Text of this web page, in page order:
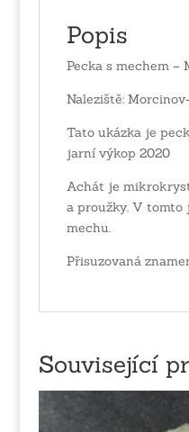
Popis
Pecka s mechem –
Naleziště:
Tato ukázka je
jarní výkop 2020
Achát je
a proužky. V tomto
mechu.
Přisuzovaná
Související